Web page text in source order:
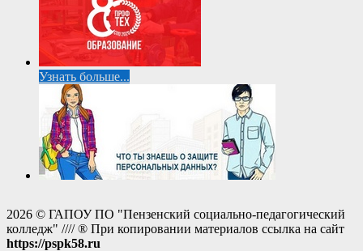
Узнать больше...
2026 © ГАПОУ ПО "Пензенский социально-педагогический
колледж" //// ® При копировании материалов ссылка на сайт
https://pspk58.ru